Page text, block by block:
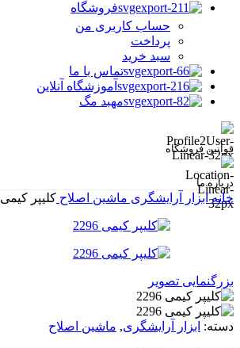
فروشگاه
حساب کاربری من
پرداخت
سبد خرید
تماس با ما
آموزشگاه آنلاین
مهبد مگ
قوانین فروشگاه
درباره ما
خانهابزار آرایشگری ماشین اصلاح کلیپر کیمی 2296
بزرگنمایی تصویر
دسته: ابزار آرایشگری, ماشین اصلاح